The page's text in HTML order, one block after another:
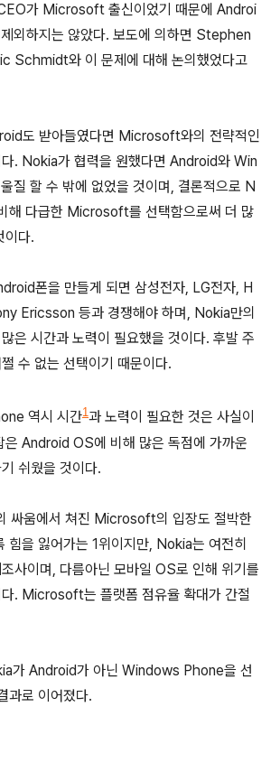
가 Microsoft 출신이었기 때문에 Androi
외하지는 않았다. 보도에 의하면 Stephen
Schmidt와 이 문제에 대해 논의했었다고
도 받아들였다면 Microsoft와의 전략적인
. Nokia가 협력을 원했다면 Android와 Win
질 할 수 밖에 없었을 것이며, 결론적으로 N
해 다급한 Microsoft를 선택함으로써 더 많
이다.
폰을 만들게 되면 삼성전자, LG전자, H
Ericsson 등과 경쟁해야 하며, Nokia만의
은 시간과 노력이 필요했을 것이다. 후발 주
수 없는 선택이기 때문이다.
역시 시간1과 노력이 필요한 것은 사실이
은 Android OS에 비해 많은 독점에 가까운
쉬웠을 것이다.
싸움에서 쳐진 Microsoft의 입장도 절박한
힘을 잃어가는 1위이지만, Nokia는 여전히
사이며, 다름아닌 모바일 OS로 인해 위기를
다. Microsoft는 플랫폼 점유율 확대가 간절
가 Android가 아닌 Windows Phone을 선
과로 이어졌다.